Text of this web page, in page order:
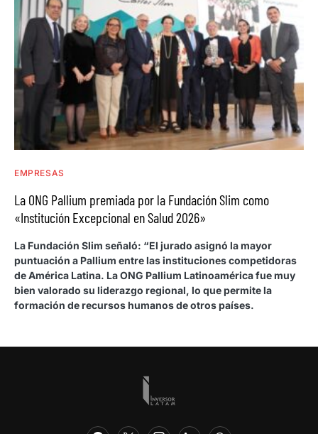
EMPRESAS
La ONG Pallium premiada por la Fundación Slim como
«Institución Excepcional en Salud 2026»
La Fundación Slim señaló: “El jurado asignó la mayor
puntuación a Pallium entre las instituciones competidoras
de América Latina. La ONG Pallium Latinoamérica fue muy
bien valorado su liderazgo regional, lo que permite la
formación de recursos humanos de otros países.